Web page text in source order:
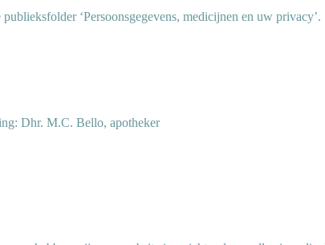
‘Persoonsgegevens, medicijnen en uw privacy’.
Dhr. M.C. Bello, apotheker